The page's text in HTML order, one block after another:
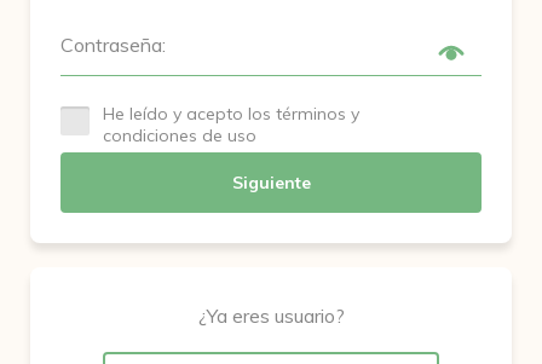
Contraseña:
He leído y acepto los términos y
condiciones de uso
Siguiente
¿Ya eres usuario?